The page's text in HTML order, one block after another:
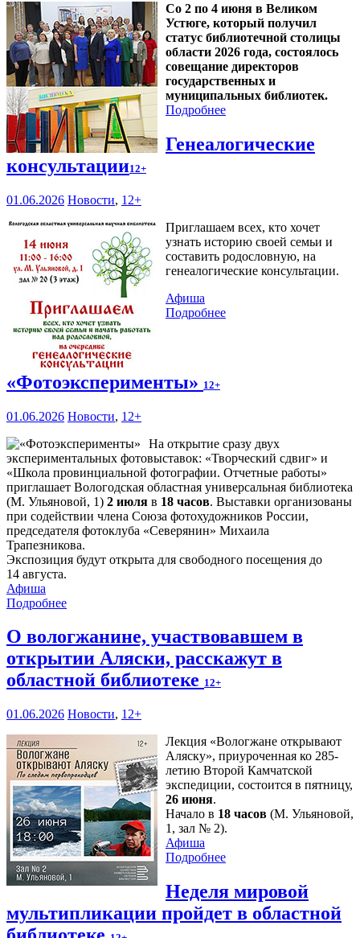
Со 2 по 4 июня в Великом
Устюге, который получил
статус библиотечной столицы
области 2026 года, состоялось
совещание директоров
государственных и
муниципальных библиотек.
Подробнее
Генеалогические
консультации12+
01.06.2026 Новости, 12+
Приглашаем всех, кто хочет
узнать историю своей семьи и
составить родословную, на
генеалогические консультации.
Афиша
Подробнее
«Фотоэксперименты» 12+
01.06.2026 Новости, 12+
На открытие сразу двух
экспериментальных фотовыставок: «Творческий сдвиг» и
«Школа провинциальной фотографии. Отчетные работы»
приглашает Вологодская областная универсальная библиотека
(М. Ульяновой, 1) 2 июля в 18 часов. Выставки организованы
при содействии члена Союза фотохудожников России,
председателя фотоклуба «Северянин» Михаила
Трапезникова.
Экспозиция будут открыта для свободного посещения до
14 августа.
Афиша
Подробнее
О вологжанине, участвовавшем в
открытии Аляски, расскажут в
областной библиотеке 12+
01.06.2026 Новости, 12+
Лекция «Вологжане открывают
Аляску», приуроченная ко 285-
летию Второй Камчатской
экспедиции, состоится в пятницу,
26 июня.
Начало в 18 часов (М. Ульяновой,
1, зал № 2).
Афиша
Подробнее
Неделя мировой
мультипликации пройдет в областной